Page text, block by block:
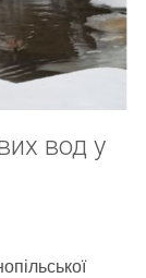
вод у